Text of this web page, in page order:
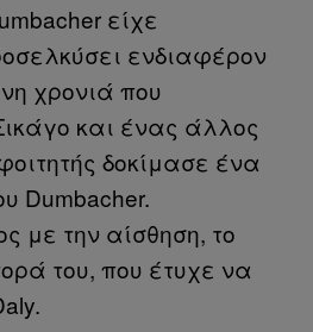
είχε
ενδιαφέρον
χρονιά που
και ένας άλλος
δοκίμασε ένα
Dumbacher.
με την αίσθηση, το
του, που έτυχε να